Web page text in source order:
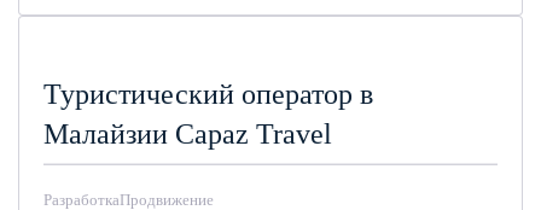
Туристический оператор в
Малайзии Capaz Travel
РазработкаПродвижение